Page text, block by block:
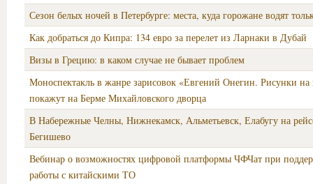
Сезон белых ночей в Петербурге: места, куда горожане водят
Как добраться до Кипра: 134 евро за перелет из Ларнаки в Дубай
Визы в Грецию: в каком случае не бывает проблем
Моноспектакль в жанре зарисовок «Евгений Онегин. Рисунки на
покажут на Берме Михайловского дворца
В Набережные Челны, Нижнекамск, Альметьевск, Елабугу на
Бегишево
Вебинар о возможностях цифровой платформы ЧФЧат при
работы с китайскими ТО